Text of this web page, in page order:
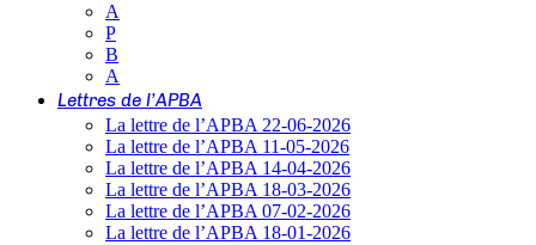
A
P
B
A
Lettres de l’APBA
La lettre de l’APBA 22-06-2026
La lettre de l’APBA 11-05-2026
La lettre de l’APBA 14-04-2026
La lettre de l’APBA 18-03-2026
La lettre de l’APBA 07-02-2026
La lettre de l’APBA 18-01-2026